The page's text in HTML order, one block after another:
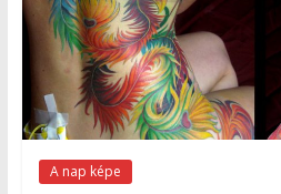
A nap képe